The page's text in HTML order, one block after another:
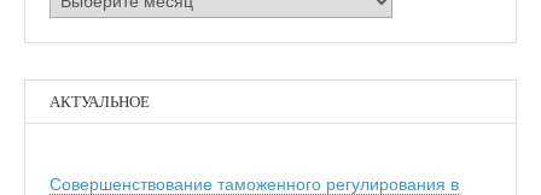
АКТУАЛЬНОЕ
Совершенствование таможенного регулирования в